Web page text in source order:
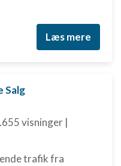
Læs mere
Salg
visninger |
trafik fra